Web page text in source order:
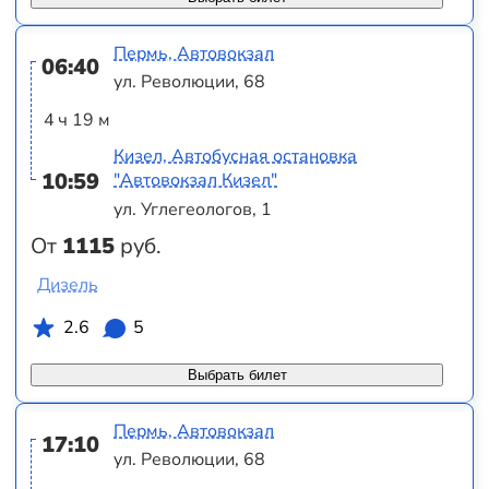
06:40
4 ч 19 м
10:59
От 1115 руб.
Пермь, Автовокзал
ул. Революции, 68
Кизел, Автобусная остановка
"Автовокзал Кизел"
ул. Углегеологов, 1
Выбрать билет
Дизель
2.6
5
17:10
Пермь, Автовокзал
ул. Революции, 68